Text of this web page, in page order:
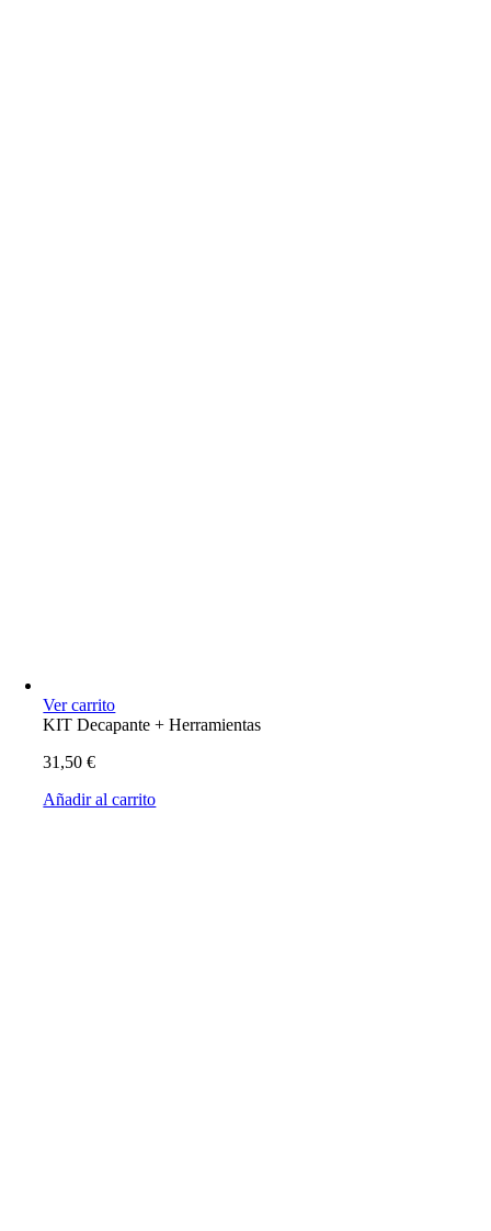
Ver carrito
KIT Decapante + Herramientas
31,50€
Añadir al carrito